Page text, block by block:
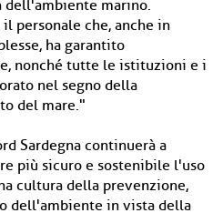
dell'ambiente marino.
personale che, anche in
ha garantito
nonché tutte le istituzioni e i
nel segno della
del mare."
Sardegna continuerà a
più sicuro e sostenibile l'uso
cultura della prevenzione,
dell'ambiente in vista della